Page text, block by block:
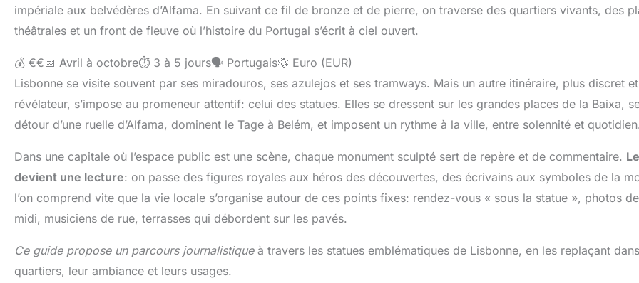
impériale aux belvédères d’Alfama. En suivant ce fil de bronze et de pierre, on traverse des quartiers vivants, des
théâtrales et un front de fleuve où l’histoire du Portugal s’écrit à ciel ouvert.
💰 €€📅 Avril à octobre⏱️ 3 à 5 jours🗣️ Portugais💱 Euro (EUR)
Lisbonne se visite souvent par ses miradouros, ses azulejos et ses tramways. Mais un autre itinéraire, plus discret
révélateur, s’impose au promeneur attentif: celui des statues. Elles se dressent sur les grandes places de la Baixa,
détour d’une ruelle d’Alfama, dominent le Tage à Belém, et imposent un rythme à la ville, entre solennité et quotidien.
Dans une capitale où l’espace public est une scène, chaque monument sculpté sert de repère et de commentaire.
devient une lecture: on passe des figures royales aux héros des découvertes, des écrivains aux symboles de la
l’on comprend vite que la vie locale s’organise autour de ces points fixes: rendez-vous « sous la statue », photos
midi, musiciens de rue, terrasses qui débordent sur les pavés.
Ce guide propose un parcours journalistiqueà travers les statues emblématiques de Lisbonne, en les replaçant
quartiers, leur ambiance et leurs usages.